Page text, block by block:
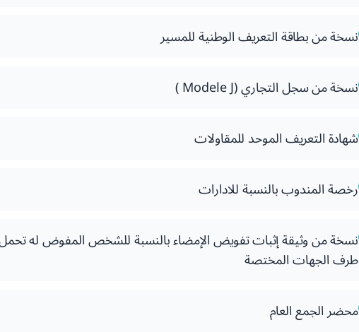
نسخة من بطاقة التعريف الوطنية للمسير
نسخة من سجل التجاري (Modele J )
شهادة التعريف الموحد للمقاولات
رخصة المندوب بالنسبة للادارات
نسخة من وثيقة إثبات تفويض الإمضاء بالنسبة للشخص المفوض له
طرف الجهات المختصة
محضر الجمع العام